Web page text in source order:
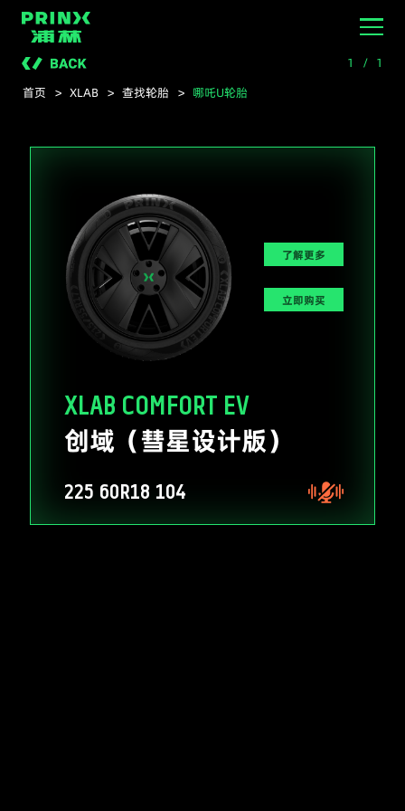
1 / 1
首页
> XLAB > 查找轮胎 > 哪吒U轮胎
了解更多
立即购买
XLAB COMFORT EV
创域（彗星设计版）
225 60R18 104